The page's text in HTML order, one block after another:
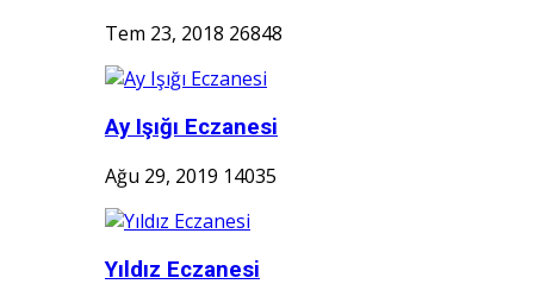
Tem 23, 2018 26848
Ay Işığı Eczanesi
Ağu 29, 2019 14035
Yıldız Eczanesi